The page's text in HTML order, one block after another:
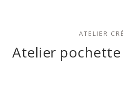
ATELIER
Atelier